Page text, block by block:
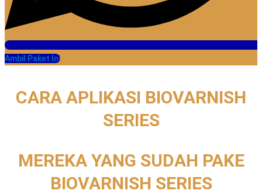
Ambil Paket Ini
CARA APLIKASI BIOVARNISH
SERIES
MEREKA YANG SUDAH PAKE
BIOVARNISH SERIES